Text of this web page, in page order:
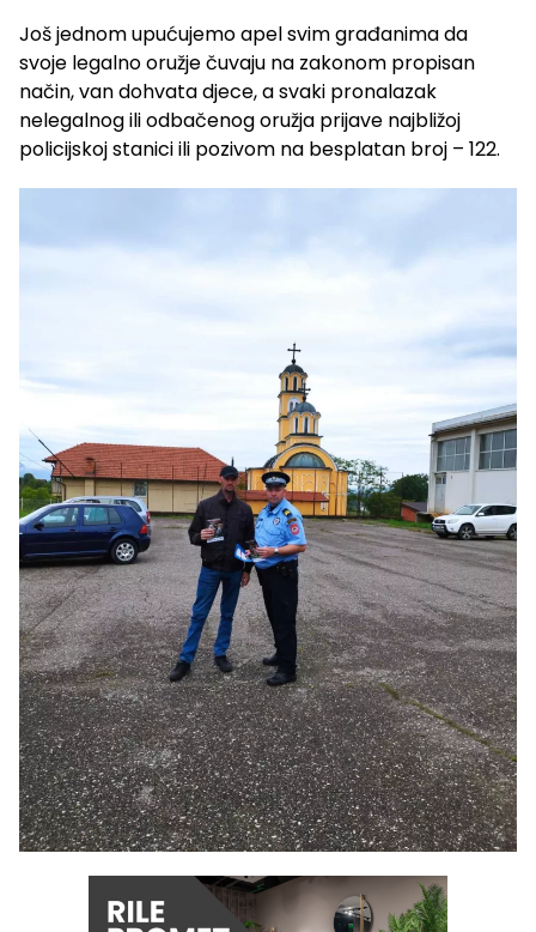
Još jednom upućujemo apel svim građanima da
svoje legalno oružje čuvaju na zakonom propisan
način, van dohvata djece, a svaki pronalazak
nelegalnog ili odbačenog oružja prijave najbližoj
policijskoj stanici ili pozivom na besplatan broj – 122.